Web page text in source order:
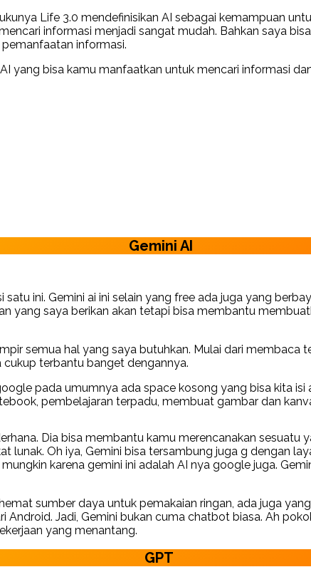
Life 3.0 mendefinisikan AI sebagai kemampuan
informasi menjadi sangat mudah. Bahkan saya
informasi.
yang bisa kamu manfaatkan untuk mencari informasi
Gemini AI
ini. Gemini ai ini selain yang free ada juga yang
yang saya berikan akan tetapi bisa membantu
semua hal yang saya butuhkan. Mulai dari membaca
cukup terbantu banget dengannya.
pada umumnya ada space kosong yang bisa kita isi
pembelajaran terpadu, membuat gambar dan
Dia bisa membantu kamu merencanakan
Oh iya, Gemini bisa tersambung juga g dengan
karena gemini ini adalah AI nya google juga.
sumber daya untuk pemakaian ringan, ada juga
Android. Jadi, Gemini bukan cuma chatbot biasa. Ah
yang menantang.
GPT